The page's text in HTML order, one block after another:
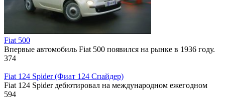
Fiat 500
Впервые автомобиль Fiat 500 появился на рынке в 1936 году.
374
Fiat 124 Spider (Фиат 124 Спайдер)
Fiat 124 Spider дебютировал на международном ежегодном
594